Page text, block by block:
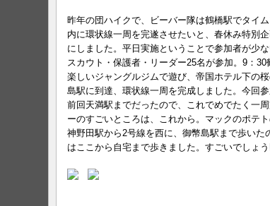
昨年の団ハイクで、ビーバー隊は鶴橋駅でタイ
内に環状線一周を完遂させたいと、春休み特別
にしました。平日実施ということで参加者が少
スカウト・保護者・リーダー25名が参加。9：
楽しいジャングルジムで遊び、帝国ホテル下の
島駅に到達、環状線一周を完成しました。今回
前回天満駅までだったので、これでめでたく一
ーのすごいところは、これから。マックのポテ
神野田駅から2号線を西に、御幣島駅まで歩いた
はここから自宅まで歩きました。すごいでしょう